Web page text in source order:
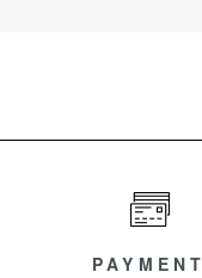
PAYMENT